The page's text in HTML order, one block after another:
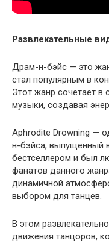
Развлекательные
Драм-н-бэйс — это
стал популярным в
Этот жанр сочетает
музыки, создавая
Aphrodite Drowning —
н-бэйса, выпущенный
бестселлером и был
фанатов данного
динамичной
выбором для танцев.
В этом
движения танцоров,